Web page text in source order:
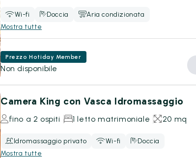
Wi-fi Doccia
Aria condizionata
Mostra tutte
Prezzo Hotiday Member
Non disponibile
Camera King con Vasca Idromassaggio
fino a 2 ospiti 1 letto matrimoniale 20 mq
Idromassaggio privato Wi-fi
Doccia
Mostra tutte